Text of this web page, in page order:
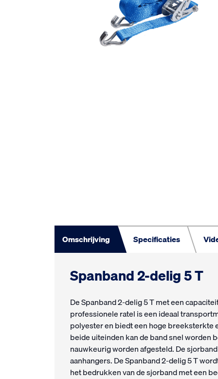
Omschrijving Specificaties
Spanband 2-delig 5 T
De Spanband 2-delig 5 T met een
professionele ratel is een ideaal
polyester en biedt een hoge breeksterkte
beide uiteinden kan de band snel worden
nauwkeurig worden afgesteld. De
aanhangers. De Spanband 2-delig 5 T
het bedrukken van de sjorband met een